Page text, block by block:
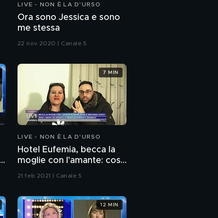
Corona in carcere -
La fidanzata di Oppini:
ero gelosa di Dayane
La frase di Oppini su
fan
"Francesco Oppini è
frase di Franco Oppini:
"Mi provoca tristezza"
LIVE - NON È LA D'URSO
Ora sono Jessica e sono
me stessa
22 nov 2020 | Canale 5
LIVE - NON È LA D'URSO
Hotel Eufemia, becca la
moglie con l'amante: cosa
è successo dopo?
21 feb 2021 | Canale 5
7 MIN
12 MIN